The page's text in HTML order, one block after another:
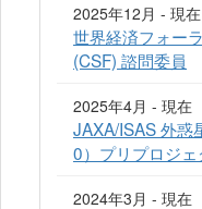
2025年12月 - 現在
世界経済フォー
(CSF) 諮問委員
2025年4月 - 現在
JAXA/ISAS 外惑
0）プリプロジ
2024年3月 - 現在